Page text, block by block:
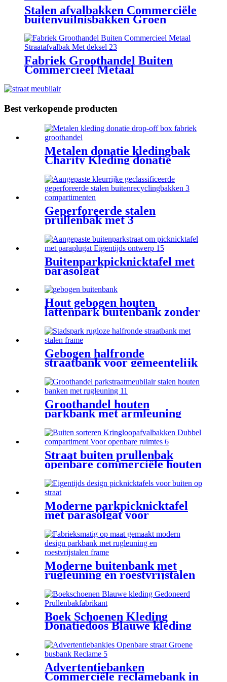
Stalen afvalbakken Commerciële
buitenvuilnisbakken Groen
Fabriek Groothandel Buiten
Commercieel Metaal
Best verkopende producten
Metalen donatie kledingbak
Charity Kleding donatie
dropbox groen
Geperforeerde stalen
prullenbak met 3
compartimenten
Fabrieksgroothandel
Buitenparkpicknicktafel met
parasolgat
Hout gebogen houten
lattenpark buitenbank zonder
Gebogen halfronde
straatbank voor gemeentelijk
Groothandel houten
parkbank met armleuning
Straatmeubilair
Straat buiten prullenbak
openbare commerciële houten
Moderne parkpicknicktafel
met parasolgat voor
commercieel straatmeubilair
Moderne buitenbank met
rugleuning en roestvrijstalen
frame
Boek Schoenen Kleding
Donatiedoos Blauwe kleding
Recyclingbakken Fabrikant
Advertentiebanken
Commerciële reclamebank in